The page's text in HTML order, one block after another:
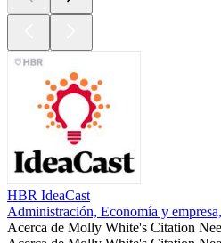
HBR IdeaCast
Administración, Economía y
Acerca de Molly White's Citation